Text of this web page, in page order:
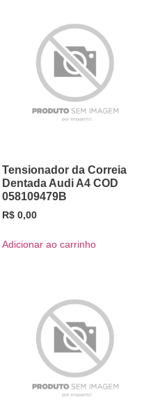
Tensionador da Correia
Dentada Audi A4 COD
058109479B
R$ 0,00
Adicionar ao carrinho